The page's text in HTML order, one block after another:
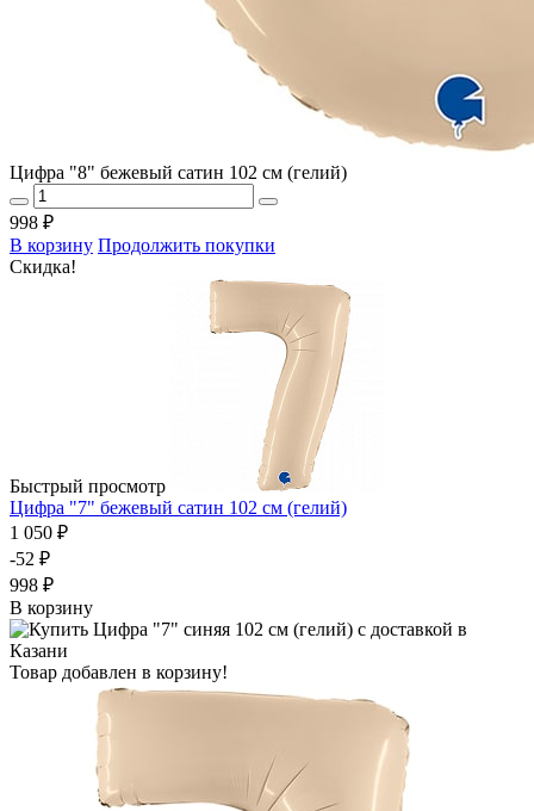
Цифра "8" бежевый сатин 102 см (гелий)
998 ₽
В корзину Продолжить покупки
Скидка!
Быстрый просмотр
Цифра "7" бежевый сатин 102 см (гелий)
1 050 ₽
-52 ₽
998 ₽
В корзину
Товар добавлен в корзину!